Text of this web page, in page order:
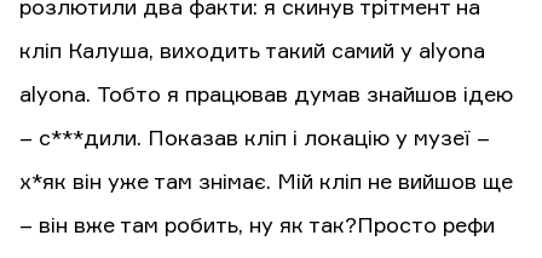
розлютили два факти: я скинув трітмент на
кліп Калуша, виходить такий самий у alyona
alyona. Тобто я працював думав знайшов ідею
– с***дили. Показав кліп і локацію у музеї –
х*як він уже там знімає. Мій кліп не вийшов ще
– він вже там робить, ну як так?Просто рефи